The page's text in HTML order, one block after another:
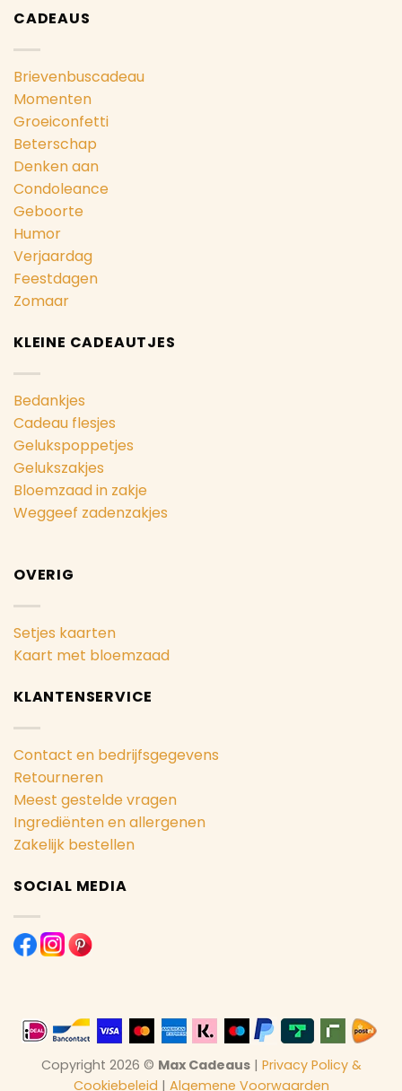
CADEAUS
Brievenbuscadeau
Momenten
Groeiconfetti
Beterschap
Denken aan
Condoleance
Geboorte
Humor
Verjaardag
Feestdagen
Zomaar
KLEINE CADEAUTJES
Bedankjes
Cadeau flesjes
Gelukspoppetjes
Gelukszakjes
Bloemzaad in zakje
Weggeef zadenzakjes
OVERIG
Setjes kaarten
Kaart met bloemzaad
KLANTENSERVICE
Contact en bedrijfsgegevens
Retourneren
Meest gestelde vragen
Ingrediënten en allergenen
Zakelijk bestellen
SOCIAL MEDIA
Copyright 2026 © Max Cadeaus| Privacy Policy &
Cookiebeleid | Algemene Voorwaarden